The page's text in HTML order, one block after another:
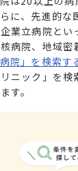
に、先進的な
業立病院と
病院、地域
病院」を検索す
ニック」を検
す。